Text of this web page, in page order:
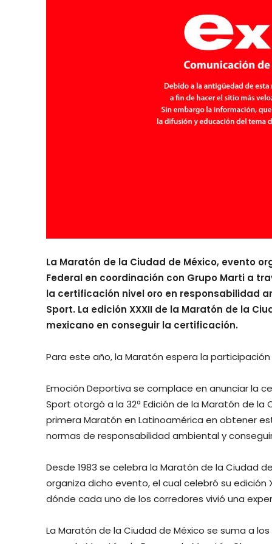
La Maratón de la Ciudad de México, evento
Federal en coordinación con Grupo Marti a
la certificación nivel oro en responsabilidad
Sport. La edición XXXII de la Maratón de la
mexicano en conseguir la certificación.
Para este año, la Maratón espera la
Emoción Deportiva se complace en anunciar la
Sport otorgó a la 32ª Edición de la Maratón de la
primera Maratón en Latinoamérica en obtener
normas de responsabilidad ambiental y
Desde 1983 se celebra la Maratón de la Ciudad
organiza dicho evento, el cual celebró su edición
dónde cada uno de los corredores vivió una
La Maratón de la Ciudad de México se suma a